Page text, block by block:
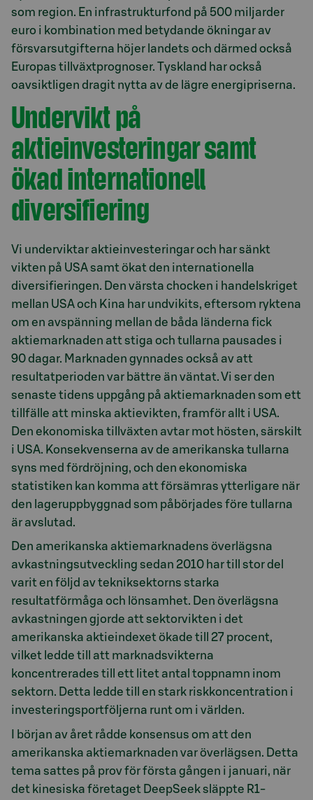
som region. En infrastrukturfond på 500 miljarder
euro i kombination med betydande ökningar av
försvarsutgifterna höjer landets och därmed också
Europas tillväxtprognoser. Tyskland har också
oavsiktligen dragit nytta av de lägre energipriserna.
Undervikt på
aktieinvesteringar samt
ökad internationell
diversifiering
Vi underviktar aktieinvesteringar och har sänkt
vikten på USA samt ökat den internationella
diversifieringen. Den värsta chocken i handelskriget
mellan USA och Kina har undvikits, eftersom ryktena
om en avspänning mellan de båda länderna fick
aktiemarknaden att stiga och tullarna pausades i
90 dagar. Marknaden gynnades också av att
resultatperioden var bättre än väntat. Vi ser den
senaste tidens uppgång på aktiemarknaden som ett
tillfälle att minska aktievikten, framför allt i USA.
Den ekonomiska tillväxten avtar mot hösten, särskilt
i USA. Konsekvenserna av de amerikanska tullarna
syns med fördröjning, och den ekonomiska
statistiken kan komma att försämras ytterligare när
den lageruppbyggnad som påbörjades före tullarna
är avslutad.
Den amerikanska aktiemarknadens överlägsna
avkastningsutveckling sedan 2010 har till stor del
varit en följd av tekniksektorns starka
resultatförmåga och lönsamhet. Den överlägsna
avkastningen gjorde att sektorvikten i det
amerikanska aktieindexet ökade till 27 procent,
vilket ledde till att marknadsvikterna
koncentrerades till ett litet antal toppnamn inom
sektorn. Detta ledde till en stark riskkoncentration i
investeringsportföljerna runt om i världen.
I början av året rådde konsensus om att den
amerikanska aktiemarknaden var överlägsen. Detta
tema sattes på prov för första gången i januari, när
det kinesiska företaget DeepSeek släppte R1-